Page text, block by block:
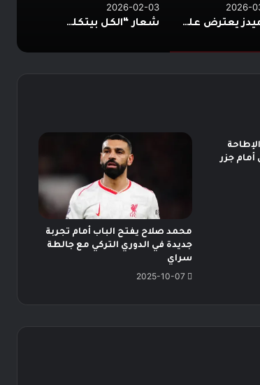
2026-
بيراميدز يعترض على أمين عمر ومحمود عاشور
2026-02-03
شعار “الكل بيتكلم كورة”..* *انطلاق النسخة الثالثة من “Football Access Summit” بمشاركة نخبة من قادة صناعة كرة القدم العالمية* *القاهرة 03 فبراير 2026
جزر
محمد صلاح يفتح الباب أمام تجربة
جديدة في الدوري التركي مع جالطة
سراي
2025-10-07